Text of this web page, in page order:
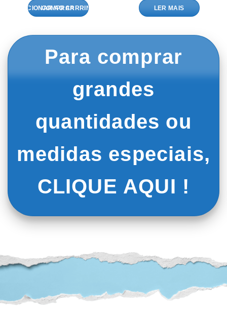
ADICIONAR AO CARRINHO LER MAIS
Para comprar
grandes
quantidades ou
medidas especiais,
CLIQUE AQUI !